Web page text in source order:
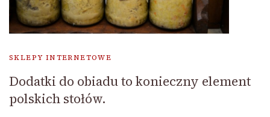
SKLEPY INTERNETOWE
Dodatki do obiadu to konieczny element
polskich stołów.